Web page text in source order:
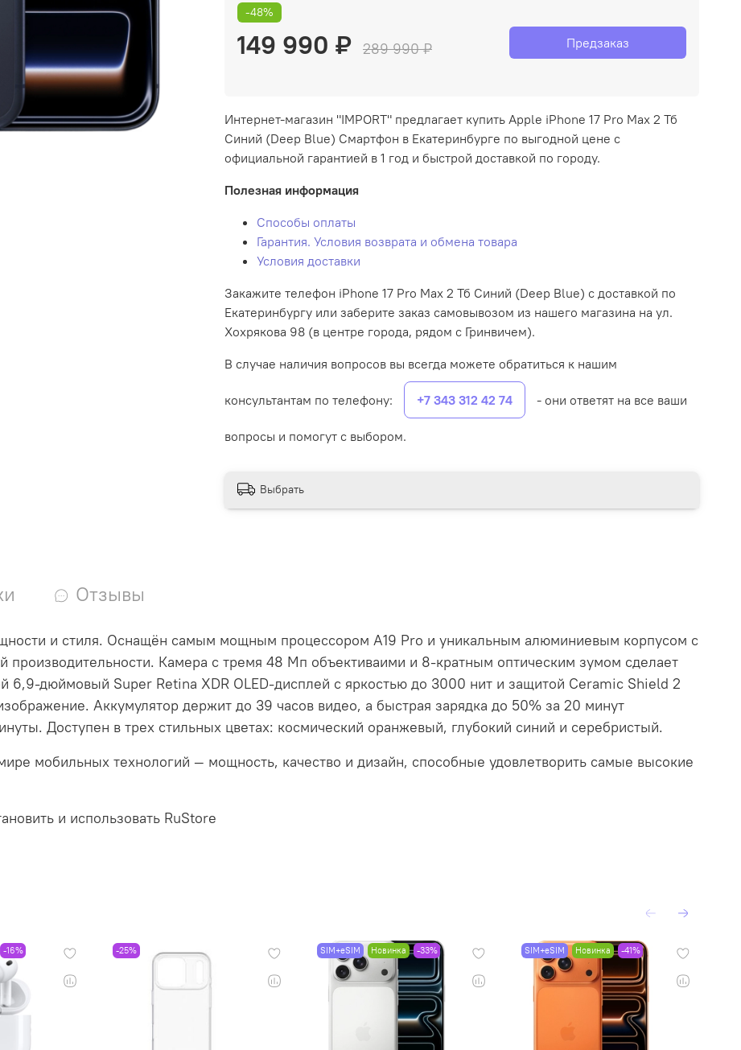
-48%
149 990 ₽ 289 990 ₽ Предзаказ
Интернет-магазин "IMPORT" предлагает купить Apple iPhone 17 Pro Max 2 Тб
Синий (Deep Blue) Смартфон в Екатеринбурге по выгодной цене с
официальной гарантией в 1 год и быстрой доставкой по городу.
Полезная информация
Способы оплаты
Гарантия. Условия возврата и обмена товара
Условия доставки
Закажите телефон iPhone 17 Pro Max 2 Тб Синий (Deep Blue) с доставкой по
Екатеринбургу или заберите заказ самовывозом из нашего магазина на ул.
Хохрякова 98 (в центре города, рядом с Гринвичем).
В случае наличия вопросов вы всегда можете обратиться к нашим
консультантам по телефону: +7 343 312 42 74 - они ответят на все ваши
вопросы и помогут с выбором.
Выбрать
Отзывы
и стиля. Оснащён самым мощным процессором A19 Pro и уникальным алюминиевым корпусом с
Камера с тремя 48 Мп объективаими и 8-кратным оптическим зумом сделает
дюймовый Super Retina XDR OLED-дисплей с яркостью до 3000 нит и защитой Ceramic Shield 2
Аккумулятор держит до 39 часов видео, а быстрая зарядка до 50% за 20 минут
Доступен в трех стильных цветах: космический оранжевый, глубокий синий и серебристый.
мобильных технологий — мощность, качество и дизайн, способные удовлетворить самые высокие
и использовать RuStore
-16% -25% SIM+eSIM Новинка -33% SIM+eSIM Новинка -41%